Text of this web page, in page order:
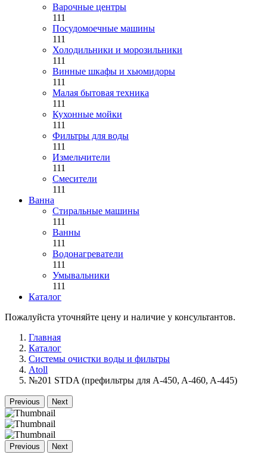
Варочные центры
111
Посудомоечные машины
111
Холодильники и морозильники
111
Винные шкафы и хьюмидоры
111
Малая бытовая техника
111
Кухонные мойки
111
Фильтры для воды
111
Измельчители
111
Смесители
111
Ванна
Стиральные машины
111
Ванны
111
Водонагреватели
111
Умывальники
111
Каталог
Пожалуйста уточняйте цену и наличие у консультантов.
Главная
Каталог
Системы очистки воды и фильтры
Atoll
№201 STDA (префильтры для A-450, A-460, A-445)
Previous Next
Previous Next